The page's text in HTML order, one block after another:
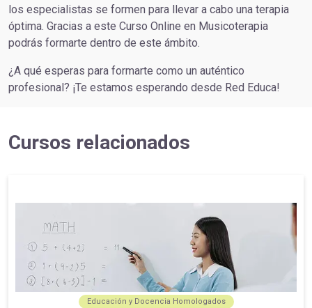
los especialistas se formen para llevar a cabo una terapia
óptima. Gracias a este Curso Online en Musicoterapia
podrás formarte dentro de este ámbito.
¿A qué esperas para formarte como un auténtico
profesional? ¡Te estamos esperando desde Red Educa!
Cursos relacionados
Educación y Docencia Homologados